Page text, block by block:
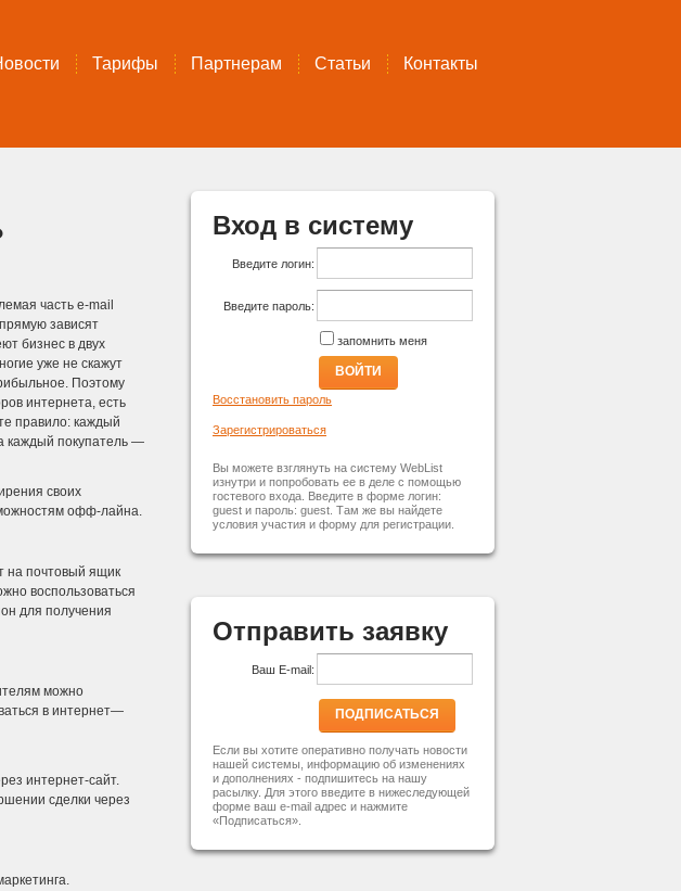
Тарифы Партнерам Статьи Контакты
часть e-mail
зависят
бизнес в двух
уже не скажут
Поэтому
интернета, есть
правило: каждый
каждый покупатель —
своих
офф-лайна.
на почтовый ящик
воспользоваться
для получения
можно
в интернет—
интернет-сайт.
сделки через
Вход в систему
Введите логин:
Введите пароль:
запомнить меня
ВОЙТИ
Восстановить пароль
Зарегистрироваться
Вы можете взглянуть на систему WebList
изнутри и попробовать ее в деле с помощью
гостевого входа. Введите в форме логин:
guest и пароль: guest. Там же вы найдете
условия участия и форму для регистрации.
Отправить заявку
Ваш E-mail:
ПОДПИСАТЬСЯ
Если вы хотите оперативно получать новости
нашей системы, информацию об изменениях
и дополнениях - подпишитесь на нашу
расылку. Для этого введите в нижеследующей
форме ваш e-mail адрес и нажмите
«Подписаться».